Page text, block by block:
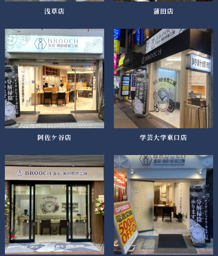
浅草店 蒲田店
阿佐ケ谷店 学芸大学東口店